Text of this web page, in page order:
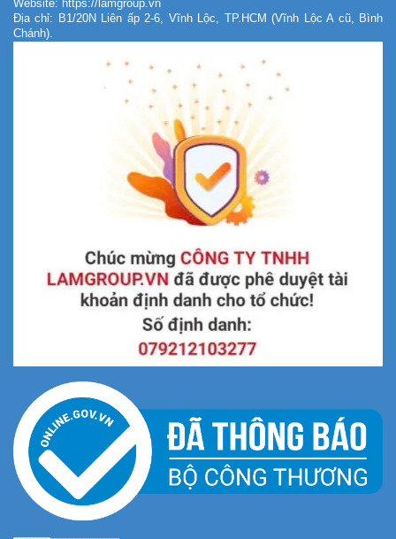
Website: https://lamgroup.vn
Địa chỉ: B1/20N Liên ấp 2-6, Vĩnh Lộc, TP.HCM (Vĩnh Lộc A cũ, Bình
Chánh).